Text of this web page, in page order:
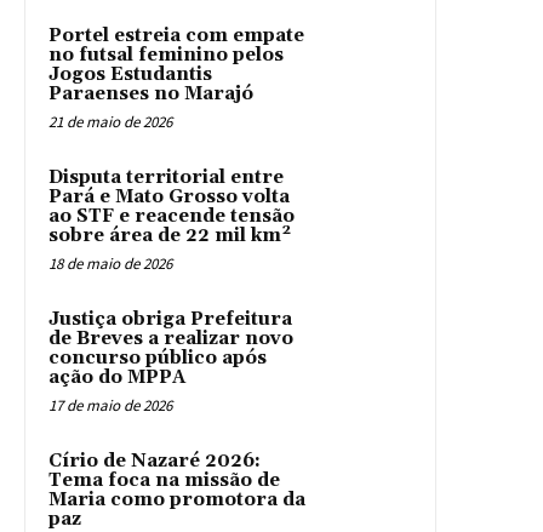
Portel estreia com empate
no futsal feminino pelos
Jogos Estudantis
Paraenses no Marajó
21 de maio de 2026
Disputa territorial entre
Pará e Mato Grosso volta
ao STF e reacende tensão
sobre área de 22 mil km²
18 de maio de 2026
Justiça obriga Prefeitura
de Breves a realizar novo
concurso público após
ação do MPPA
17 de maio de 2026
Círio de Nazaré 2026:
Tema foca na missão de
Maria como promotora da
paz